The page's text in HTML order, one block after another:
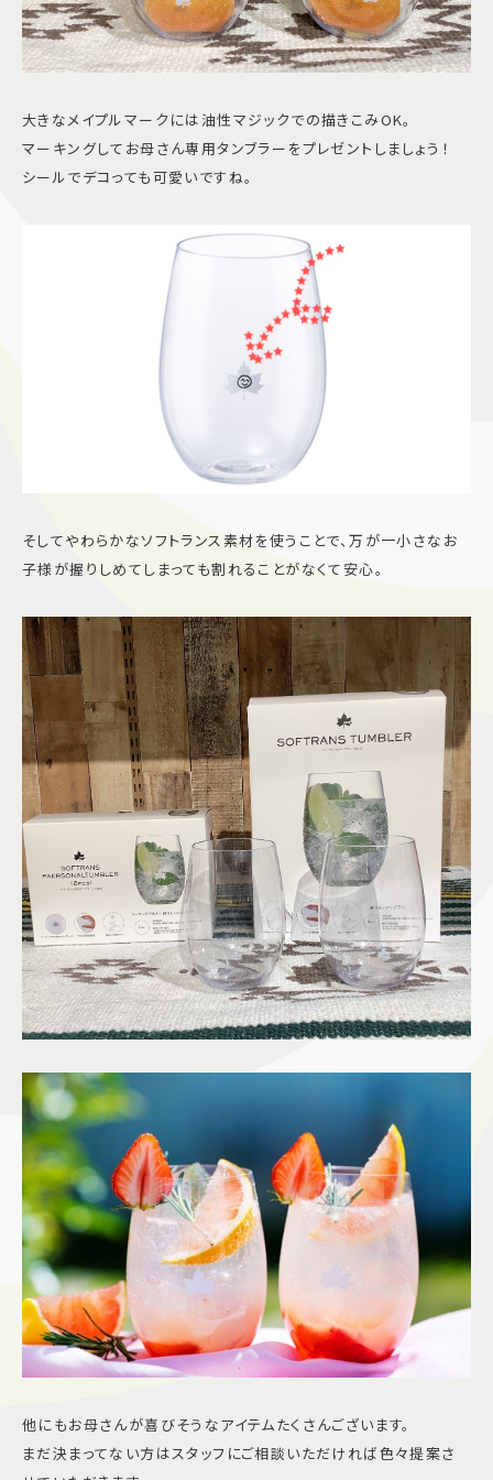
大きなメイプルマークには油性マジックでの描きこみOK。
マーキングしてお母さん専用タンブラーをプレゼントしましょう！
シールでデコっても可愛いですね。
そしてやわらかなソフトランス素材を使うことで、万が一小さなお
子様が握りしめてしまっても割れることがなくて安心。
他にもお母さんが喜びそうなアイテムたくさんございます。
まだ決まってない方はスタッフにご相談いただければ色々提案さ